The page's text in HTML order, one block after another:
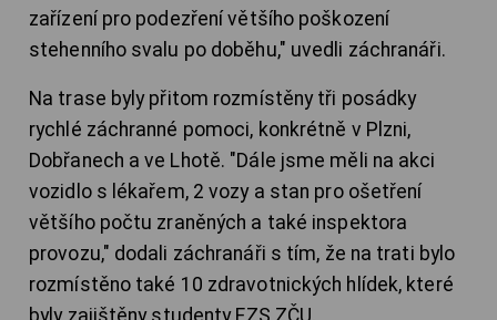
zařízení pro podezření většího poškození
stehenního svalu po doběhu," uvedli záchranáři.
Na trase byly přitom rozmístěny tři posádky
rychlé záchranné pomoci, konkrétně v Plzni,
Dobřanech a ve Lhotě. "Dále jsme měli na akci
vozidlo s lékařem, 2 vozy a stan pro ošetření
většího počtu zraněných a také inspektora
provozu," dodali záchranáři s tím, že na trati bylo
rozmístěno také 10 zdravotnických hlídek, které
byly zajištěny studenty FZS ZČU.